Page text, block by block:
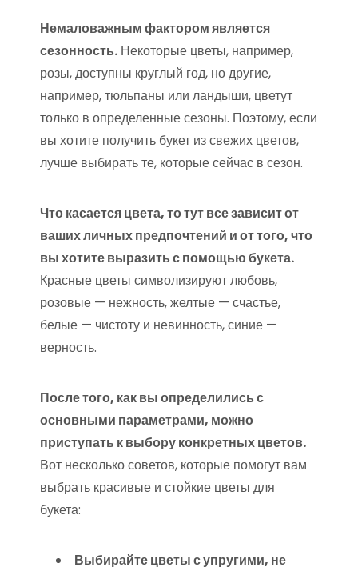
Немаловажным фактором является
сезонность. Некоторые цветы, например,
розы, доступны круглый год, но другие,
например, тюльпаны или ландыши, цветут
только в определенные сезоны. Поэтому, если
вы хотите получить букет из свежих цветов,
лучше выбирать те, которые сейчас в сезон.
Что касается цвета, то тут все зависит от
ваших личных предпочтений и от того, что
вы хотите выразить с помощью букета.
Красные цветы символизируют любовь,
розовые — нежность, желтые — счастье,
белые — чистоту и невинность, синие —
верность.
После того, как вы определились с
основными параметрами, можно
приступать к выбору конкретных цветов.
Вот несколько советов, которые помогут вам
выбрать красивые и стойкие цветы для
букета:
Выбирайте цветы с упругими, не